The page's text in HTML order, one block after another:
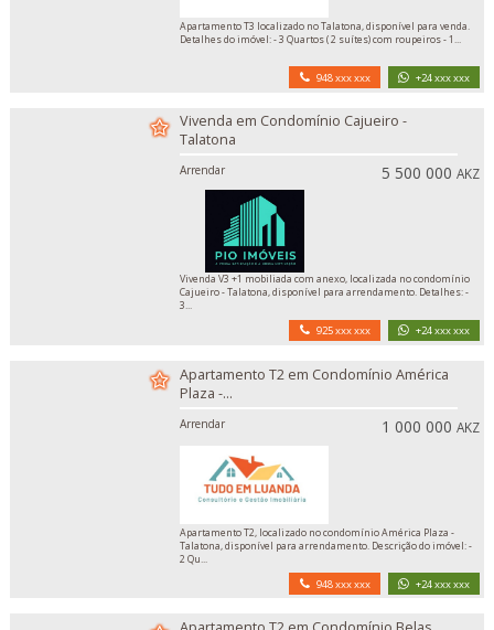
Apartamento T3 localizado no Talatona, disponível para venda.
Detalhes do imóvel: - 3 Quartos ( 2 suítes) com roupeiros - 1...
948 xxx xxx +24 xxx xxx
Vivenda em Condomínio Cajueiro -
Talatona
Arrendar 5 500 000AKZ
Vivenda V3 +1 mobiliada com anexo, localizada no condomínio
Cajueiro - Talatona, disponível para arrendamento. Detalhes: -
3...
925 xxx xxx +24 xxx xxx
Apartamento T2 em Condomínio América
Plaza -...
Arrendar 1 000 000AKZ
Apartamento T2, localizado no condomínio América Plaza -
Talatona, disponível para arrendamento. Descrição do imóvel: -
2 Qu...
948 xxx xxx +24 xxx xxx